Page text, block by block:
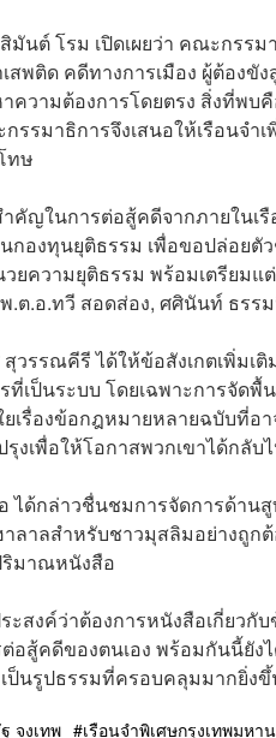
มันต์ โรม เปิดเผยว่า คณะกร
พติด คดีทางการเมือง ผู้ต้องขั
วามต้องการโดยตรง สิ่งที่พบ
รมาธิการจึงเสนอให้เรือนจำ
ทษ
คัญในการต่อสู้คดีจากภายในเ
นกองทุนยุติธรรม เพื่อขอปล่อย
ยความยุติธรรม พร้อมเตรียม
ต.อ.ทวี สอดส่อง, ศศินันท์ ธรร
วรรณคีรี ได้ให้ข้อสังเกตเพิ่มเ
ที่เป็นระบบ โดยเฉพาะการจัด
เรื่องข้อกฎหมายหลายฉบับที่
งเพื่อให้โอกาสพวกเขาได้กลั
ด้กล่าวชื่นชมการจัดการด้านสู
ลาลสำหรับชาวมุสลิมอย่างถูก
ริมาณหนังสือ
ะสงค์ว่าต้องการหนังสือเกี่ยว
อสู้คดีของตนเอง พร้อมกันนี้ยัง
ป็นรูปธรรมที่ครอบคลุมมากยิ่ง
จงเทพ เรือนจำพิเศษกรุงเทพมหา